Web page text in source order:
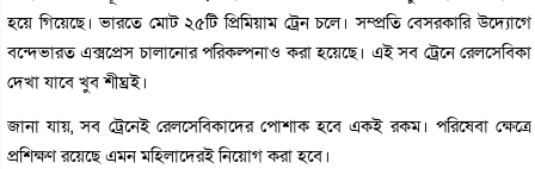
হয়ে গিয়েছে। ভারতে মোট ২৫টি প্রিমিয়াম ট্রেন চলে। সম্প্রতি বেসরকারি উদ্যোগে
বন্দেভারত এক্সপ্রেস চালানোর পরিকল্পনাও করা হয়েছে। এই সব ট্রেনে রেলসেবিকা
দেখা যাবে খুব শীঘ্রই।
জানা যায়, সব ট্রেনেই রেলসেবিকাদের পোশাক হবে একই রকম। পরিষেবা ক্ষেত্রে
প্রশিক্ষণ রয়েছে এমন মহিলাদেরই নিয়োগ করা হবে।